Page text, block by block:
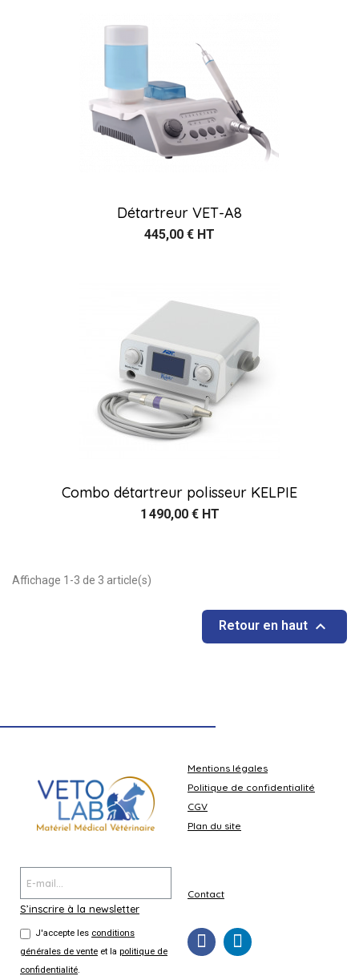
Détartreur VET-A8
445,00 € HT
Combo détartreur polisseur KELPIE
1 490,00 € HT
Affichage 1-3 de 3 article(s)
Retour en haut 
Mentions légales
Politique de confidentialité
CGV
Plan du site
S’inscrire à la newsletter
J'accepte les conditions
générales de vente et la politique de
confidentialité.
Contact